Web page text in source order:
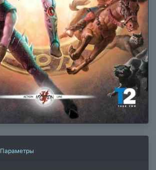
Параметры